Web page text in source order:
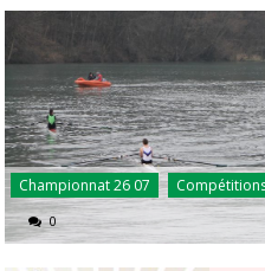
Championnat 26 07
0